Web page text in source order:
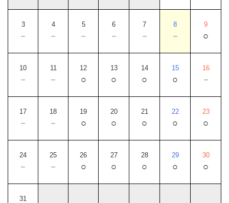
3
－
4
－
5
－
6
－
7
－
8
－
9
○
10
－
11
－
12
○
13
○
14
○
15
○
16
－
17
－
18
－
19
○
20
○
21
○
22
○
23
○
24
－
25
－
26
○
27
○
28
○
29
○
30
○
31